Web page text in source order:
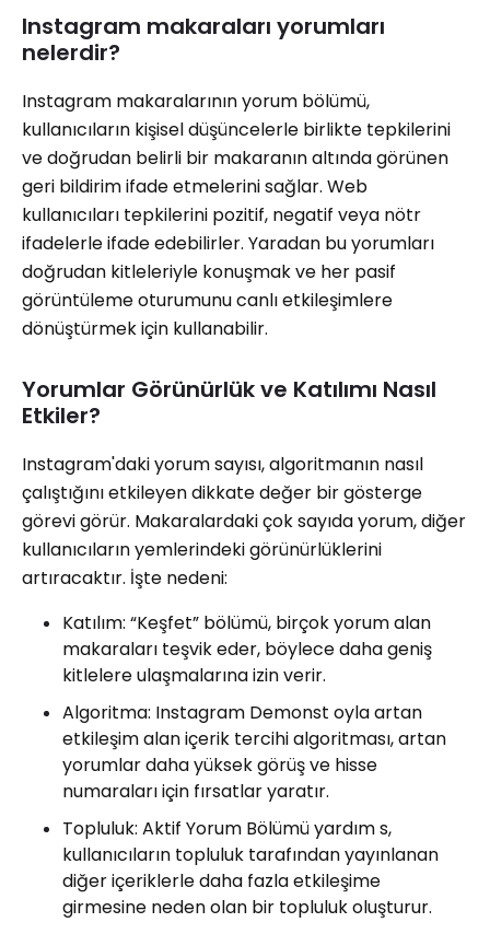
Instagram makaraları yorumları
nelerdir?
Instagram makaralarının yorum bölümü,
kullanıcıların kişisel düşüncelerle birlikte tepkilerini
ve doğrudan belirli bir makaranın altında görünen
geri bildirim ifade etmelerini sağlar. Web
kullanıcıları tepkilerini pozitif, negatif veya nötr
ifadelerle ifade edebilirler. Yaradan bu yorumları
doğrudan kitleleriyle konuşmak ve her pasif
görüntüleme oturumunu canlı etkileşimlere
dönüştürmek için kullanabilir.
Yorumlar Görünürlük ve Katılımı Nasıl
Etkiler?
Instagram'daki yorum sayısı, algoritmanın nasıl
çalıştığını etkileyen dikkate değer bir gösterge
görevi görür. Makaralardaki çok sayıda yorum, diğer
kullanıcıların yemlerindeki görünürlüklerini
artıracaktır. İşte nedeni:
Katılım: “Keşfet” bölümü, birçok yorum alan
makaraları teşvik eder, böylece daha geniş
kitlelere ulaşmalarına izin verir.
Algoritma: Instagram Demonst oyla artan
etkileşim alan içerik tercihi algoritması, artan
yorumlar daha yüksek görüş ve hisse
numaraları için fırsatlar yaratır.
Topluluk: Aktif Yorum Bölümü yardım s,
kullanıcıların topluluk tarafından yayınlanan
diğer içeriklerle daha fazla etkileşime
girmesine neden olan bir topluluk oluşturur.